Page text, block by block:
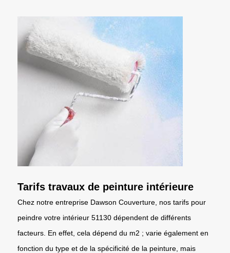
Tarifs travaux de peinture intérieure
Chez notre entreprise Dawson Couverture, nos tarifs pour
peindre votre intérieur 51130 dépendent de différents
facteurs. En effet, cela dépend du m2 ; varie également en
fonction du type et de la spécificité de la peinture, mais